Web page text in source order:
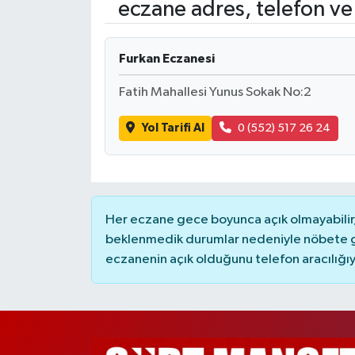
eczane adres, telefon ve
Furkan Eczanesi
Fatih Mahallesi Yunus Sokak No:2
Yol Tarifi Al 0 (552) 517 26 24
Her eczane gece boyunca açık
beklenmedik durumlar nedeniyle nöbete
eczanenin açık olduğunu telefon